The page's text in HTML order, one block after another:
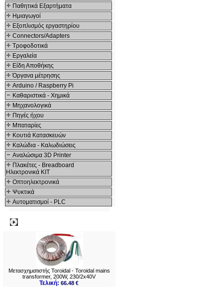
Παθητικά Εξαρτήματα
Hμιαγωγοί
Εξοπλισμός εργαστηρίου
Connectors/Adapters
Τροφοδοτικά
Εργαλεία
Είδη Αποθήκης
Όργανα μέτρησης
Arduino / Raspberry Pi
Καθαριστικά - Χημικά
Μηχανολογικά
Πηγές ήχου
Μπαταρίες
Κουτιά Κατασκευών
Καλώδια - Καλωδιώσεις
Αναλώσιμα 3D Printer
Πλακέτες - Breadboard
Ηλεκτρονικά ΚΙΤ
Οπτοηλεκτρονικά
Ψυκτικά
Αυτοματισμοί - PLC
Μετασχηματιστής Toroidal - Toroidal mains
transformer, 200W, 230/2x40V
Τελική:66.48 €